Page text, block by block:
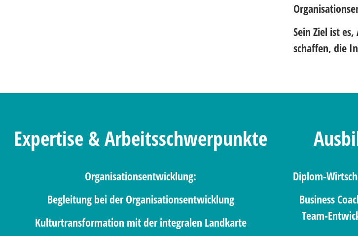
Sein Ziel ist
schaffen, die
Expertise & Arbeitsschwerpunkte
Organisationsentwicklung:
Begleitung bei der Organisationsentwicklung
Kulturtransformation mit der integralen Landkarte
Diplom-
Business
Team-